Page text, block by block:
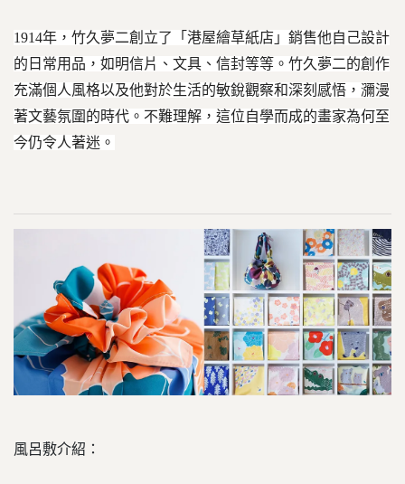
1914年，竹久夢二創立了「港屋繪草紙店」銷售他自己設計
的日常用品，如明信片、文具、信封等等。竹久夢二的創作
充滿個人風格以及他對於生活的敏銳觀察和深刻感悟，瀰漫
著文藝氛圍的時代。不難理解，這位自學而成的畫家為何至
今仍令人著迷。
風呂敷介紹：